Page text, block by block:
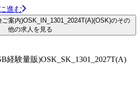
進む
案内)OSK_IN_1301_2024T(A)(OSK)のその
他の求人を見る
経験量販)OSK_SK_1301_2027T(A)